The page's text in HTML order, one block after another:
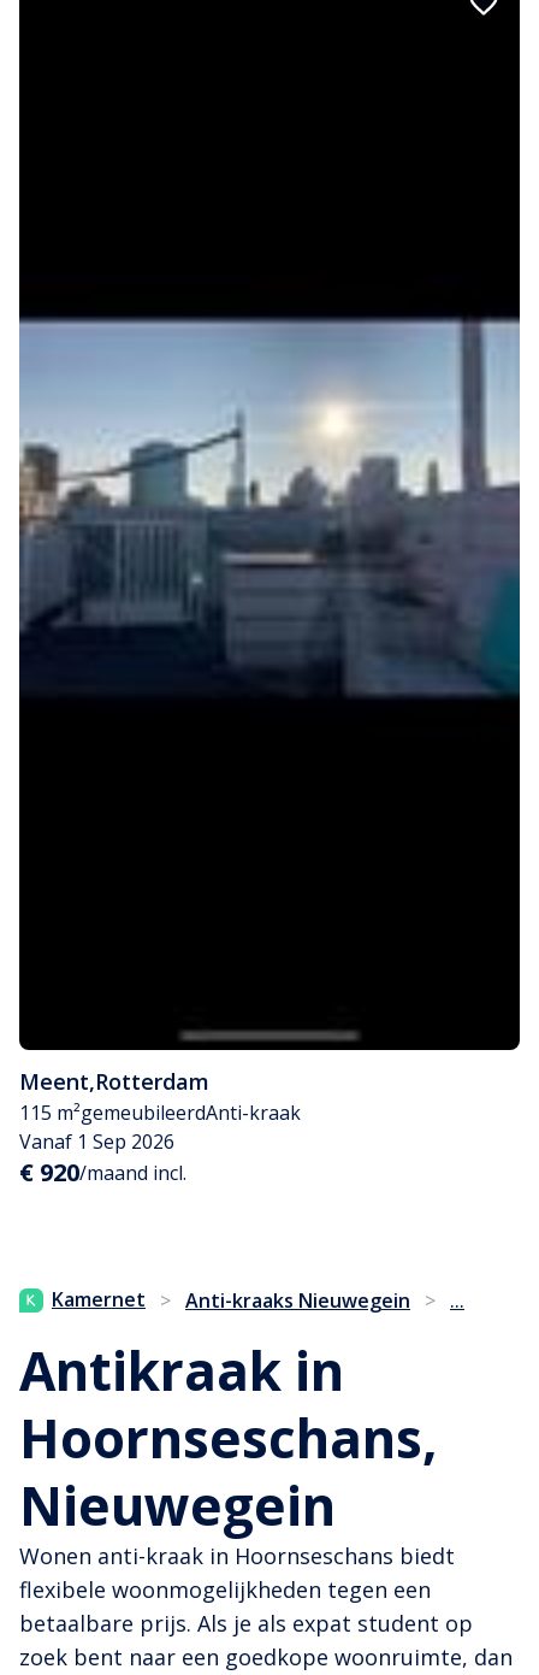
Meent,Rotterdam
115 m²gemeubileerdAnti-kraak
Vanaf 1 Sep 2026
€ 920/maand incl.
Kamernet > Anti-kraaks Nieuwegein > ...
Antikraak in
Hoornseschans,
Nieuwegein
Wonen anti-kraak in Hoornseschans biedt
flexibele woonmogelijkheden tegen een
betaalbare prijs. Als je als expat student op
zoek bent naar een goedkope woonruimte, dan